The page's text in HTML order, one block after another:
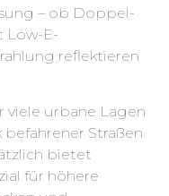
– ob Doppel-
Low-E-
reflektieren
viele urbane Lagen
Straßen
bietet
für höhere